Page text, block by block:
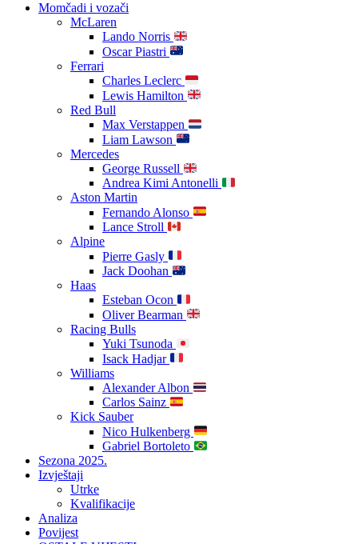
Momčadi i vozači
McLaren
Lando Norris
Oscar Piastri
Ferrari
Charles Leclerc
Lewis Hamilton
Red Bull
Max Verstappen
Liam Lawson
Mercedes
George Russell
Andrea Kimi Antonelli
Aston Martin
Fernando Alonso
Lance Stroll
Alpine
Pierre Gasly
Jack Doohan
Haas
Esteban Ocon
Oliver Bearman
Racing Bulls
Yuki Tsunoda
Isack Hadjar
Williams
Alexander Albon
Carlos Sainz
Kick Sauber
Nico Hulkenberg
Gabriel Bortoleto
Sezona 2025.
Izvještaji
Utrke
Kvalifikacije
Analiza
Povijest